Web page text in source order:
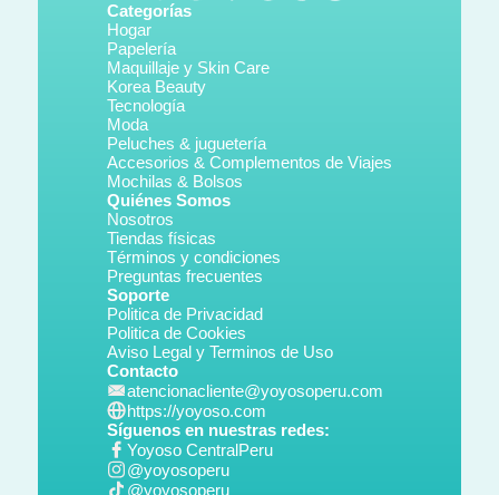
Categorías
Hogar
Papelería
Maquillaje y Skin Care
Korea Beauty
Tecnología
Moda
Peluches & juguetería
Accesorios & Complementos de Viajes
Mochilas & Bolsos
Quiénes Somos
Nosotros
Tiendas físicas
Términos y condiciones
Preguntas frecuentes
Soporte
Politica de Privacidad
Politica de Cookies
Aviso Legal y Terminos de Uso
Contacto
atencionacliente@yoyosoperu.com
https://yoyoso.com
Síguenos en nuestras redes:
Yoyoso CentralPeru
@yoyosoperu
@yoyosoperu